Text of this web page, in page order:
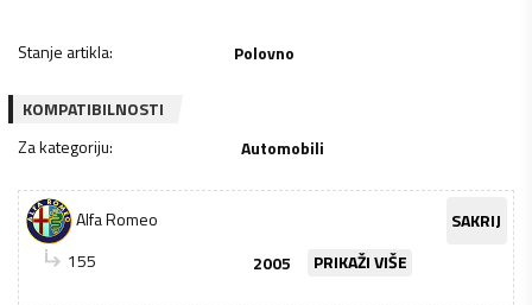
Stanje artikla: Polovno
KOMPATIBILNOSTI
Za kategoriju: Automobili
Alfa Romeo
SAKRIJ
155
2005 PRIKAŽI VIŠE